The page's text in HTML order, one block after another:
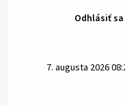
Odhlásiť
7. augusta 2026